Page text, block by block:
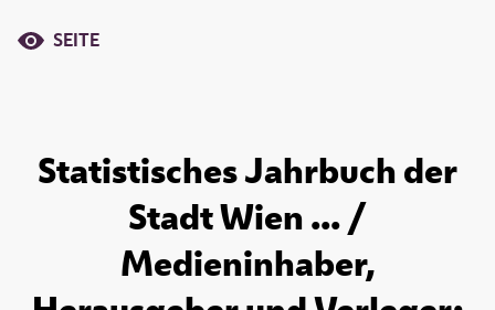
SEITE
Statistisches Jahrbuch der
Stadt Wien ... /
Medieninhaber,